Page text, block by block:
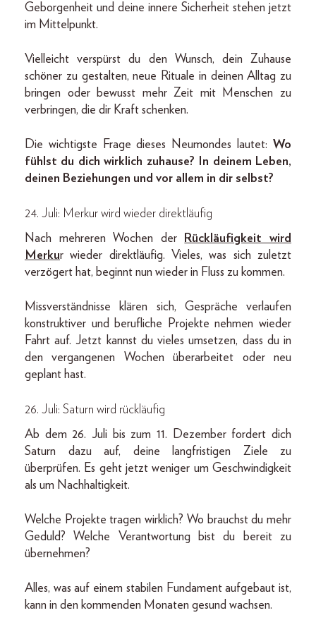
Geborgenheit und deine innere Sicherheit stehen jetzt
im Mittelpunkt.
Vielleicht verspürst du den Wunsch, dein Zuhause
schöner zu gestalten, neue Rituale in deinen Alltag zu
bringen oder bewusst mehr Zeit mit Menschen zu
verbringen, die dir Kraft schenken.
Die wichtigste Frage dieses Neumondes lautet: Wo
fühlst du dich wirklich zuhause? In deinem Leben,
deinen Beziehungen und vor allem in dir selbst?
24. Juli: Merkur wird wieder direktläufig
Nach mehreren Wochen der
Rückläufigkeit wird
Merkur wieder direktläufig. Vieles, was sich zuletzt
verzögert hat, beginnt nun wieder in Fluss zu kommen.
Missverständnisse klären sich, Gespräche verlaufen
konstruktiver und berufliche Projekte nehmen wieder
Fahrt auf. Jetzt kannst du vieles umsetzen, dass du in
den vergangenen Wochen überarbeitet oder neu
geplant hast.
26. Juli: Saturn wird rückläufig
Ab dem 26. Juli bis zum 11. Dezember fordert dich
Saturn dazu auf, deine langfristigen Ziele zu
überprüfen. Es geht jetzt weniger um Geschwindigkeit
als um Nachhaltigkeit.
Welche Projekte tragen wirklich? Wo brauchst du mehr
Geduld? Welche Verantwortung bist du bereit zu
übernehmen?
Alles, was auf einem stabilen Fundament aufgebaut ist,
kann in den kommenden Monaten gesund wachsen.